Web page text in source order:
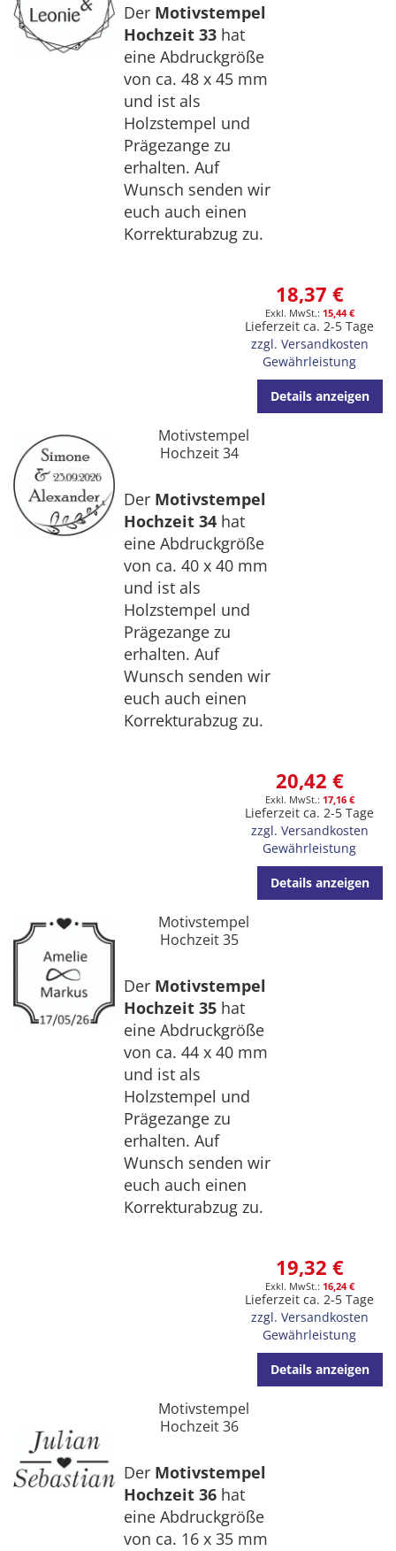
Der Motivstempel
Hochzeit 33 hat
eine Abdruckgröße
von ca. 48 x 45 mm
und ist als
Holzstempel und
Prägezange zu
erhalten. Auf
Wunsch senden wir
euch auch einen
Korrekturabzug zu.
18,37 €
15,44 €
Lieferzeit ca. 2-5 Tage
zzgl. Versandkosten
Gewährleistung
Details anzeigen
Motivstempel
Hochzeit 34
Der Motivstempel
Hochzeit 34 hat
eine Abdruckgröße
von ca. 40 x 40 mm
und ist als
Holzstempel und
Prägezange zu
erhalten. Auf
Wunsch senden wir
euch auch einen
Korrekturabzug zu.
20,42 €
17,16 €
Lieferzeit ca. 2-5 Tage
zzgl. Versandkosten
Gewährleistung
Details anzeigen
Motivstempel
Hochzeit 35
Der Motivstempel
Hochzeit 35 hat
eine Abdruckgröße
von ca. 44 x 40 mm
und ist als
Holzstempel und
Prägezange zu
erhalten. Auf
Wunsch senden wir
euch auch einen
Korrekturabzug zu.
19,32 €
16,24 €
Lieferzeit ca. 2-5 Tage
zzgl. Versandkosten
Gewährleistung
Details anzeigen
Motivstempel
Hochzeit 36
Der Motivstempel
Hochzeit 36 hat
eine Abdruckgröße
von ca. 16 x 35 mm